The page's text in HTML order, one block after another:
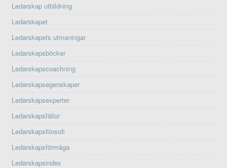
Ledarskap utbildning
Ledarskapet
Ledarskapets utmaningar
Ledarskapsböcker
Ledarskapscoachning
Ledarskapsegenskaper
Ledarskapsexperter
Ledarskapsfällor
Ledarskapsfilosofi
Ledarskapsförmåga
Ledarskapsindex